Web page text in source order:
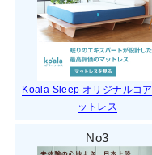
Koala Sleep オリジナルコ
ットレス
No3